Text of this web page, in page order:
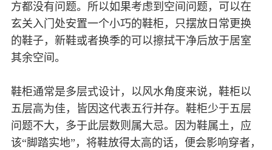
方都没有问题。所以如果考虑到空间问题，可以在
玄关入门处安置一个小巧的鞋柜，只摆放日常更换
的鞋子，新鞋或者换季的可以擦拭干净后放于居室
其余空间。
鞋柜通常是多层式设计，以风水角度来说，鞋柜以
五层高为佳，皆因这代表五行并存。鞋柜少于五层
问题不大，多于此层数则属大忌。因为鞋属土，应
该“脚踏实地”，将鞋放得太高的话，便会影响穿者，